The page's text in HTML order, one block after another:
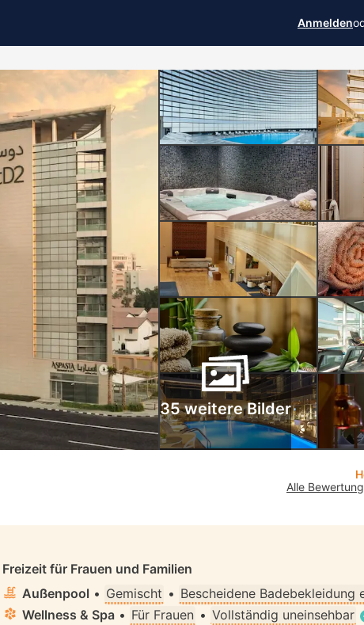
Anmelden
35 weitere Bilder
Alle
Freizeit für Frauen und Familien
Außenpool • Gemischt • Bescheidene Badebekleidung
Wellness & Spa • Für Frauen • Vollständig uneinsehbar